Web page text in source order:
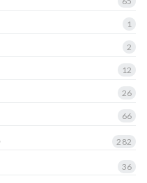
1
2
12
26
66
282
36